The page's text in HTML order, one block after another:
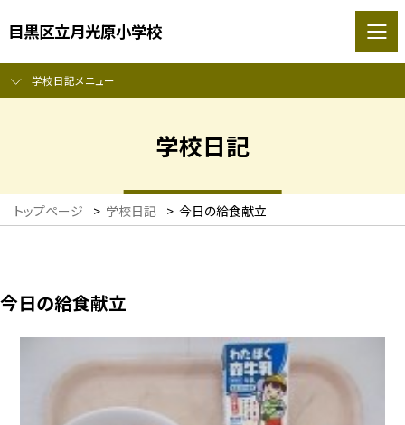
目黒区立月光原小学校
学校日記メニュー
学校日記
トップページ > 学校日記 > 今日の給食献立
今日の給食献立